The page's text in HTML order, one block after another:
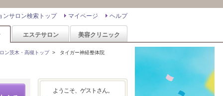
ヘルプ
マイページ
ンサロン検索トップ
エステサロン 美容クリニック
ン茨木・高槻トップ> タイガー神経整体院
ようこそ、ゲストさん。